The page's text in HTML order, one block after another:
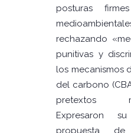
posturas
rechazando
punitivas y
los mecanismos
del carbono
pretextos
Expresaron
propuesta